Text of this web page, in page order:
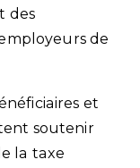
des
de
et
soutenir
la taxe